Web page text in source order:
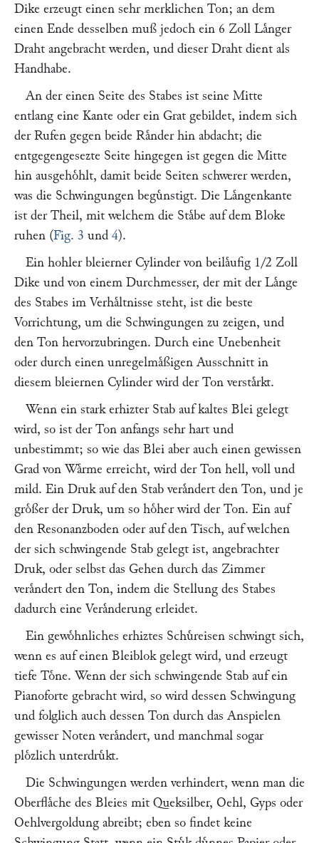
Dike erzeugt einen sehr merklichen Ton; an dem
einen Ende desselben muß jedoch ein 6 Zoll Laͤnger
Draht angebracht werden, und dieser Draht dient als
Handhabe.
An der einen Seite des Stabes ist seine Mitte
entlang eine Kante oder ein Grat gebildet, indem sich
der Rufen gegen beide Raͤnder hin abdacht; die
entgegengesezte Seite hingegen ist gegen die Mitte
hin ausgehoͤhlt, damit beide Seiten schwerer werden,
was die Schwingungen beguͤnstigt. Die Laͤngenkante
ist der Theil, mit welchem die Staͤbe auf dem Bloke
ruhen (Fig. 3 und 4).
Ein hohler bleierner Cylinder von beilaͤufig 1/2 Zoll
Dike und von einem Durchmesser, der mit der Laͤnge
des Stabes im Verhaͤltnisse steht, ist die beste
Vorrichtung, um die Schwingungen zu zeigen, und
den Ton hervorzubringen. Durch eine Unebenheit
oder durch einen unregelmaͤßigen Ausschnitt in
diesem bleiernen Cylinder wird der Ton verstaͤrkt.
Wenn ein stark erhizter Stab auf kaltes Blei gelegt
wird, so ist der Ton anfangs sehr hart und
unbestimmt; so wie das Blei aber auch einen gewissen
Grad von Waͤrme erreicht, wird der Ton hell, voll und
mild. Ein Druk auf den Stab veraͤndert den Ton, und je
groͤßer der Druk, um so hoͤher wird der Ton. Ein auf
den Resonanzboden oder auf den Tisch, auf welchen
der sich schwingende Stab gelegt ist, angebrachter
Druk, oder selbst das Gehen durch das Zimmer
veraͤndert den Ton, indem die Stellung des Stabes
dadurch eine Veraͤnderung erleidet.
Ein gewoͤhnliches erhiztes Schuͤreisen schwingt sich,
wenn es auf einen Bleiblok gelegt wird, und erzeugt
tiefe Toͤne. Wenn der sich schwingende Stab auf ein
Pianoforte gebracht wird, so wird dessen Schwingung
und folglich auch dessen Ton durch das Anspielen
gewisser Noten veraͤndert, und manchmal sogar
ploͤzlich unterdruͤkt.
Die Schwingungen werden verhindert, wenn man die
Oberflaͤche des Bleies mit Queksilber, Oehl, Gyps oder
Oehlvergoldung abreibt; eben so findet keine